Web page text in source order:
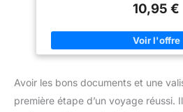
10,95 €
Avoir les bons documents et une
première étape d’un voyage réussi.